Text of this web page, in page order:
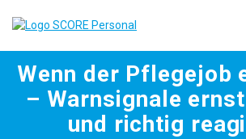
Wenn der Pflegejob
– Warnsignale
und richtig